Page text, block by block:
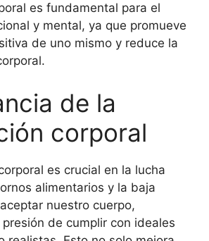
es fundamental para el
y mental, ya que promueve
de uno mismo y reduce la
de la
corporal
es crucial en la lucha
alimentarios y la baja
nuestro cuerpo,
de cumplir con ideales